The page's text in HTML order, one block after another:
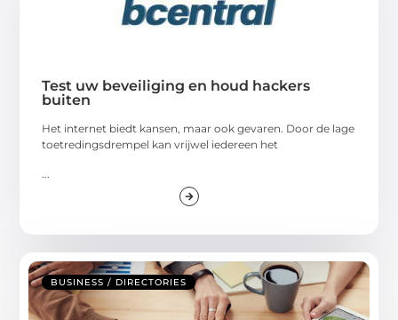
Test uw beveiliging en houd hackers
buiten
Het internet biedt kansen, maar ook gevaren. Door de lage
toetredingsdrempel kan vrijwel iedereen het
BUSINESS / DIRECTORIES